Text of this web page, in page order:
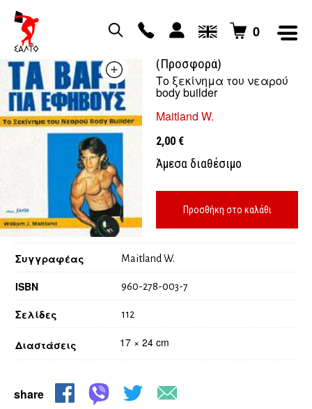
0
(Προσφορά)
Το ξεκίνημα του νεαρού
body builder
Maitland W.
2,00 €
Άμεσα διαθέσιμο
Προσθήκη στο καλάθι
Διαστάσεις 17 × 24 cm
Συγγραφέας Maitland W.
ISBN 960-278-003-7
Σελίδες 112
share